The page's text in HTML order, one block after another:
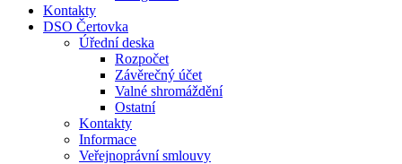
Kontakty
DSO Čertovka
Úřední deska
Rozpočet
Závěrečný účet
Valné shromáždění
Ostatní
Kontakty
Informace
Veřejnoprávní smlouvy